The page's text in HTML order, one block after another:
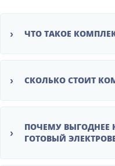
› ЧТО ТАКОЕ
› СКОЛЬКО СТОИТ
›
ПОЧЕМУ ВЫГОДНЕЕ
ГОТОВЫЙ